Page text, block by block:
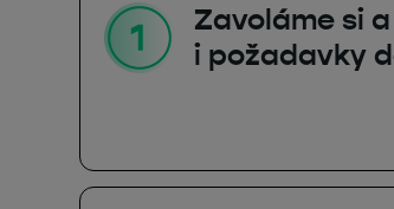
Zavoláme si
i požadavky